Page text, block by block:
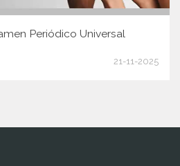
Periódico Universal
21-11-2025